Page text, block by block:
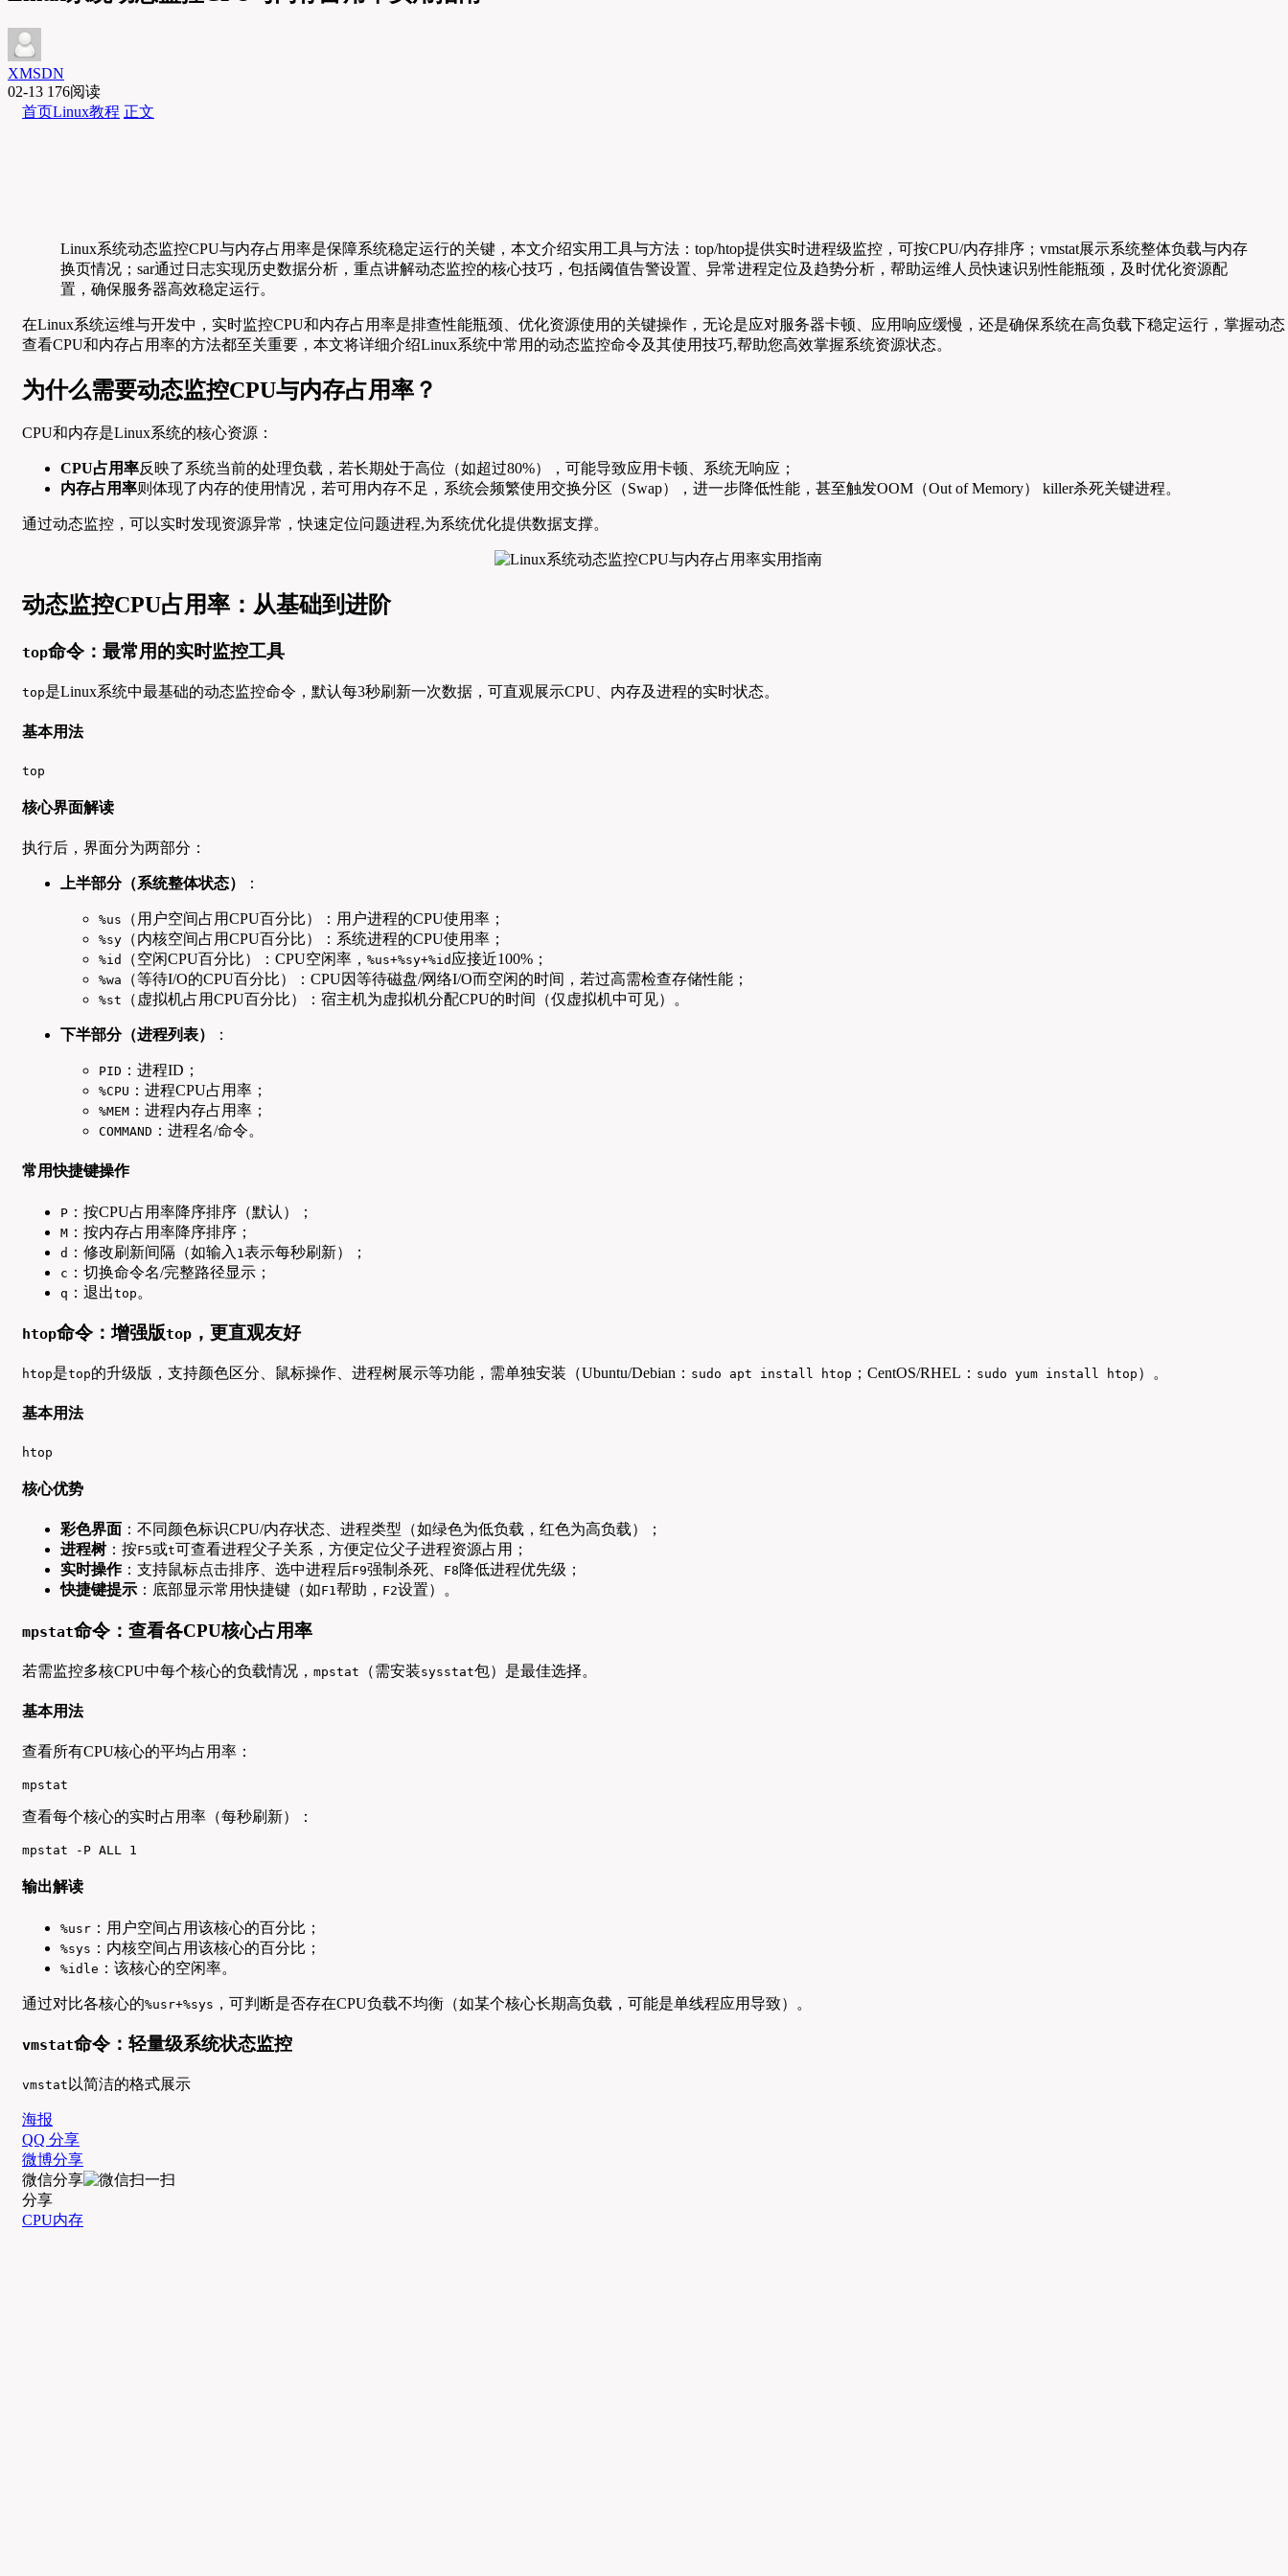
XMSDN
02-13 176阅读
首页Linux教程 正文
Linux系统动态监控CPU与内存占用率是保障系统稳定运行的关键，本文介绍实用工具与方法：top/htop提供实时进程级监控，可按CPU/内存排序；vmstat展示系统整体负载与内存
换页情况；sar通过日志实现历史数据分析，重点讲解动态监控的核心技巧，包括阈值告警设置、异常进程定位及趋势分析，帮助运维人员快速识别性能瓶颈，及时优化资源配
置，确保服务器高效稳定运行。
在Linux系统运维与开发中，实时监控CPU和内存占用率是排查性能瓶颈、优化资源使用的关键操作，无论是应对服务器卡顿、应用响应缓慢，还是确保系统在高负载下稳定运行，掌握动态
查看CPU和内存占用率的方法都至关重要，本文将详细介绍Linux系统中常用的动态监控命令及其使用技巧,帮助您高效掌握系统资源状态。
为什么需要动态监控CPU与内存占用率？
CPU和内存是Linux系统的核心资源：
CPU占用率反映了系统当前的处理负载，若长期处于高位（如超过80%），可能导致应用卡顿、系统无响应；
内存占用率则体现了内存的使用情况，若可用内存不足，系统会频繁使用交换分区（Swap），进一步降低性能，甚至触发OOM（Out of Memory） killer杀死关键进程。
通过动态监控，可以实时发现资源异常，快速定位问题进程,为系统优化提供数据支撑。
动态监控CPU占用率：从基础到进阶
top命令：最常用的实时监控工具
top是Linux系统中最基础的动态监控命令，默认每3秒刷新一次数据，可直观展示CPU、内存及进程的实时状态。
基本用法
top
核心界面解读
执行后，界面分为两部分：
上半部分（系统整体状态） ：
%us （用户空间占用CPU百分比）：用户进程的CPU使用率；
%sy （内核空间占用CPU百分比）：系统进程的CPU使用率；
%id （空闲CPU百分比）：CPU空闲率， %us+%sy+%id 应接近100%；
%wa （等待I/O的CPU百分比）：CPU因等待磁盘/网络I/O而空闲的时间，若过高需检查存储性能；
%st （虚拟机占用CPU百分比）：宿主机为虚拟机分配CPU的时间（仅虚拟机中可见）。
下半部分（进程列表） ：
PID ：进程ID；
%CPU ：进程CPU占用率；
%MEM ：进程内存占用率；
COMMAND ：进程名/命令。
常用快捷键操作
P ：按CPU占用率降序排序（默认）；
M ：按内存占用率降序排序；
d ：修改刷新间隔（如输入 1 表示每秒刷新）；
c ：切换命令名/完整路径显示；
q ：退出top 。
htop命令：增强版top ，更直观友好
htop是top的升级版，支持颜色区分、鼠标操作、进程树展示等功能，需单独安装（Ubuntu/Debian： sudo apt install htop ；CentOS/RHEL： sudo yum install htop ）。
基本用法
htop
核心优势
彩色界面 ：不同颜色标识CPU/内存状态、进程类型（如绿色为低负载，红色为高负载）；
进程树：按F5或t可查看进程父子关系，方便定位父子进程资源占用；
实时操作：支持鼠标点击排序、选中进程后F9强制杀死、 F8 降低进程优先级；
快捷键提示 ：底部显示常用快捷键（如F1帮助， F2设置）。
mpstat命令：查看各CPU核心占用率
若需监控多核CPU中每个核心的负载情况， mpstat （需安装sysstat包）是最佳选择。
基本用法
查看所有CPU核心的平均占用率：
mpstat
查看每个核心的实时占用率（每秒刷新）：
mpstat -P ALL 1
输出解读
%usr ：用户空间占用该核心的百分比；
%sys ：内核空间占用该核心的百分比；
%idle ：该核心的空闲率。
通过对比各核心的%usr+%sys ，可判断是否存在CPU负载不均衡（如某个核心长期高负载，可能是单线程应用导致）。
vmstat命令：轻量级系统状态监控
vmstat 以简洁的格式展示
海报
QQ 分享
微博分享
微信分享
分享
CPU内存